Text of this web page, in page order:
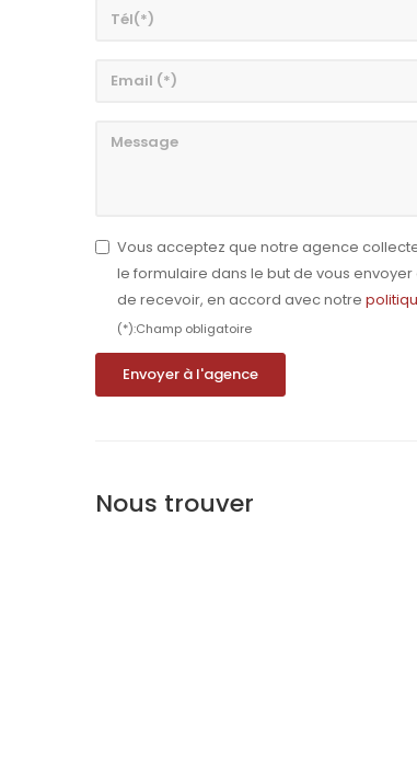
Vous acceptez que notre agence
le formulaire dans le but de vous
de recevoir, en accord avec notre
(*):Champ obligatoire
Envoyer à l'agence
Nous trouver